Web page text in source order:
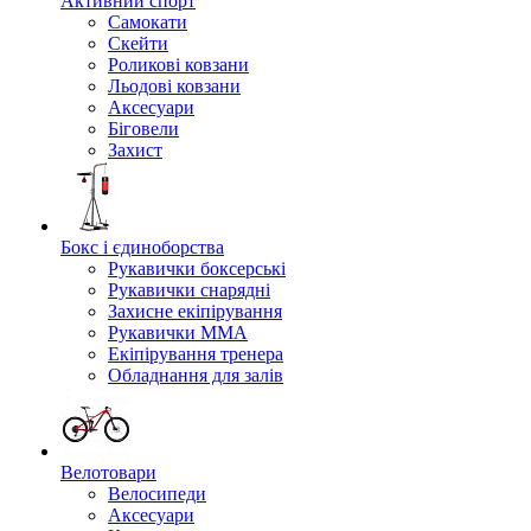
Самокати
Скейти
Роликові ковзани
Льодові ковзани
Аксесуари
Біговели
Захист
Бокс і єдиноборства
Рукавички боксерські
Рукавички снарядні
Захисне екіпірування
Рукавички ММА
Екіпірування тренера
Обладнання для залів
Велотовари
Велосипеди
Аксесуари